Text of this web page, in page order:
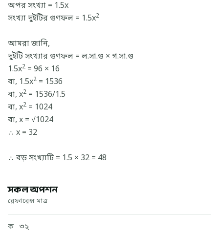
অপর সংখ্যা = 1.5x
সংখ্যা দুইটির গুণফল = 1.5x2
আমরা জানি,
দুইটি সংখ্যার গুণফল = ল.সা.গু × গ.সা.গু
1.5x2 = 96 × 16
বা, 1.5x2 = 1536
বা, x2 = 1536/1.5
বা, x2 = 1024
বা, x = √1024
∴ x = 32
∴ বড় সংখ্যাটি = 1.5 × 32 = 48
সকল অপশন
রেফারেন্স মাত্র
ক ৩২